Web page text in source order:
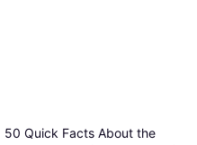
50 Quick Facts About the